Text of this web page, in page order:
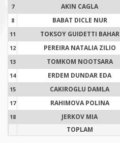
7 AKIN CAGLA
8 BABAT DICLE NUR
11 TOKSOY GUIDETTI BAHAR
12 PEREIRA NATALIA ZILIO
13 TOMKOM NOOTSARA
14 ERDEM DUNDAR EDA
15 CAKIROGLU DAMLA
17 RAHIMOVA POLINA
18 JERKOV MIA
TOPLAM